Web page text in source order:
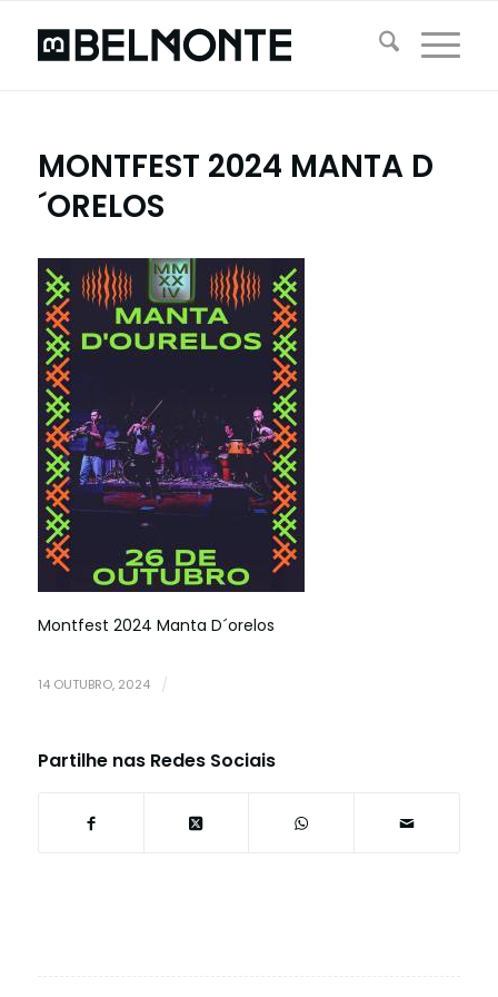
MONTFEST 2024 MANTA D
´ORELOS
Montfest 2024 Manta D´orelos
14 OUTUBRO, 2024 /
Partilhe nas Redes Sociais